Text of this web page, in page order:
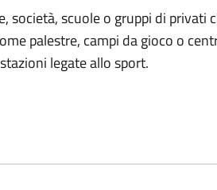
società, scuole o gruppi di privati
palestre, campi da gioco o
legate allo sport.